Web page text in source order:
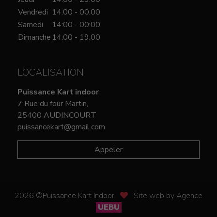
Vendredi 14:00 - 00:00
Samedi
14:00 - 00:00
Dimanche 14:00 - 19:00
LOCALISATION
Puissance Kart indoor
7 Rue du four Martin,
25400 AUDINCOURT
puissancekart@gmail.com
Appeler
2026 ©Puissance Kart Indoor
Site web by Agence
UEBU